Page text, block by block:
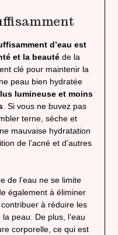
d’eau est
et la beautéde la
clé pour maintenir la
peau bien hydratée
lumineuse et moins
. Si vous ne buvez pas
terne, sèche et
mauvaise hydratation
de l’acné et d’autres
de l’eau ne se limite
également à éliminer
à réduire les
peau. De plus, l’eau
corporelle, ce qui est